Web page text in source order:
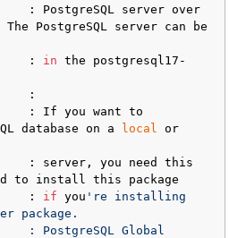
PostgreSQL server can be
                         :
in the postgresql17-
database on a
local
or
to install this package
                         :
if you 're installing
package.
: PostgreSQL Global